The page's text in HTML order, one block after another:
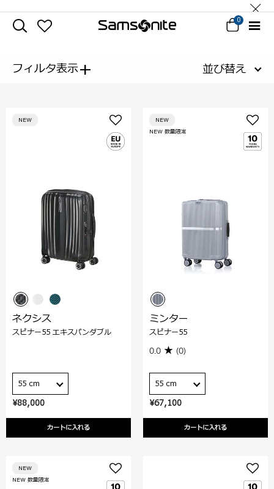
0
フィルタ表示+ 並び替え
¥88,000
カートに入れる
NEW
ネクシス
スピナー55 エキスパンダブル
55 cm
¥67,100
カートに入れる
NEW 数量限定
NEW
ミンター
スピナー55
0.0 (0)
55 cm
NEW 数量限定
NEW